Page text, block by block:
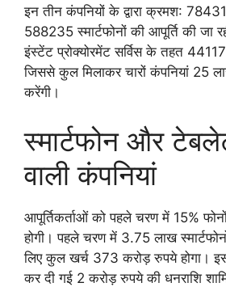
इन तीन कंपनियों के द्वारा क्रमश:
588235 स्मार्टफोनों की आपूर्ति की जा
इंस्टेंट प्रोक्योरमेंट सर्विस के तहत
जिससे कुल मिलाकर चारों कंपनियां 25
करेंगी।
स्मार्टफोन और
वाली कंपनियां
आपूर्तिकर्ताओं को पहले चरण में 15%
होगी। पहले चरण में 3.75 लाख
लिए कुल खर्च 373 करोड़ रुपये होगा।
कर दी गई 2 करोड़ रुपये की धनराशि